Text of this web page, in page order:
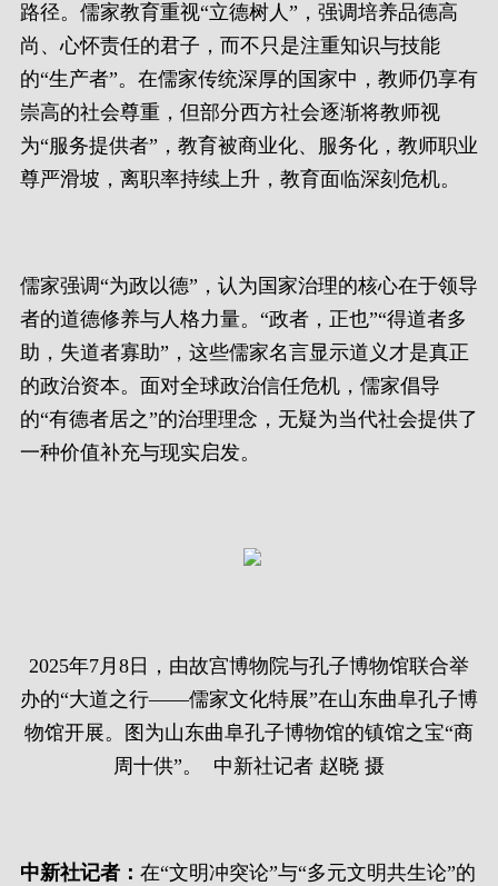
路径。儒家教育重视“立德树人”，强调培养品德高
尚、心怀责任的君子，而不只是注重知识与技能
的“生产者”。在儒家传统深厚的国家中，教师仍享有
崇高的社会尊重，但部分西方社会逐渐将教师视
为“服务提供者”，教育被商业化、服务化，教师职业
尊严滑坡，离职率持续上升，教育面临深刻危机。
儒家强调“为政以德”，认为国家治理的核心在于领导
者的道德修养与人格力量。“政者，正也”“得道者多
助，失道者寡助”，这些儒家名言显示道义才是真正
的政治资本。面对全球政治信任危机，儒家倡导
的“有德者居之”的治理理念，无疑为当代社会提供了
一种价值补充与现实启发。
2025年7月8日，由故宫博物院与孔子博物馆联合举
办的“大道之行——儒家文化特展”在山东曲阜孔子博
物馆开展。图为山东曲阜孔子博物馆的镇馆之宝“商
周十供”。 中新社记者 赵晓 摄
中新社记者： 在“文明冲突论”与“多元文明共生论”的